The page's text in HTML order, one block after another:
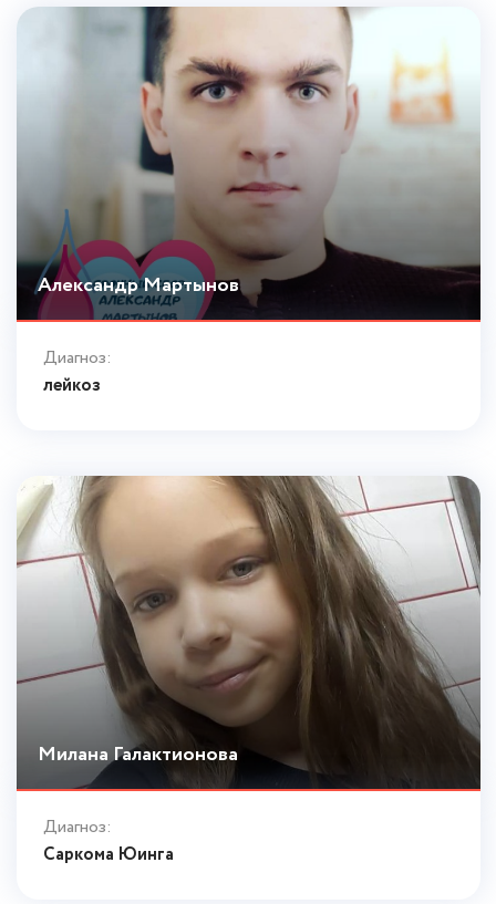
Александр Мартынов
Диагноз:
лейкоз
Милана Галактионова
Диагноз:
Саркома Юинга